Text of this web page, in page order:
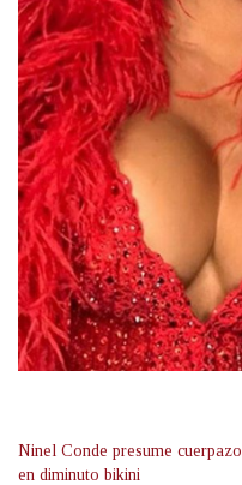
Ninel Conde presume cuerpazo
en diminuto bikini